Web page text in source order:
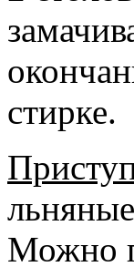
стирке.
Можно